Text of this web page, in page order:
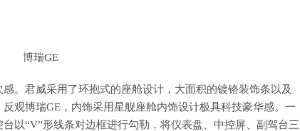
。君威采用了环抱式的座舱设计，大面积的镀铬装饰条以及
观博瑞GE，内饰采用星舰座舱内饰设计极具科技豪华感。一
以“V”形线条对边框进行勾勒，将仪表盘、中控屏、副驾台三